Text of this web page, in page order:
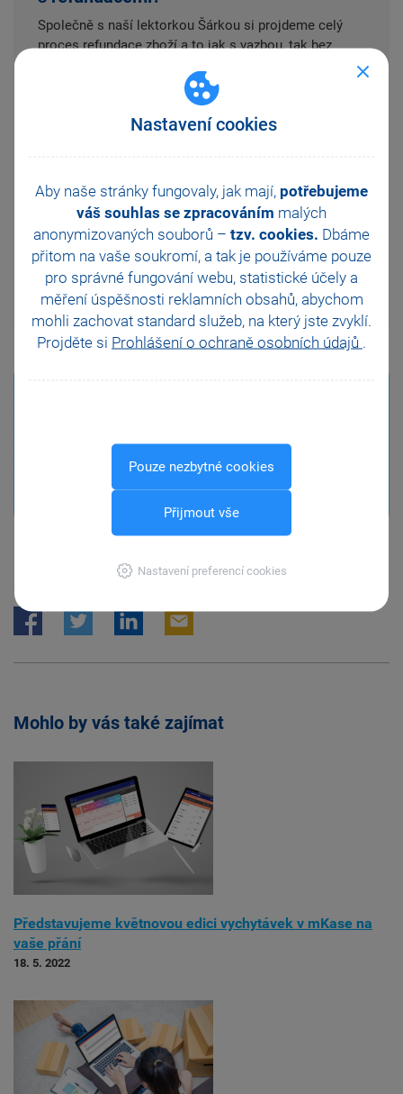
Nastavení cookies
Aby naše stránky fungovaly, jak mají, potřebujeme
váš souhlas se zpracováním malých
anonymizovaných souborů – tzv. cookies. Dbáme
přitom na vaše soukromí, a tak je používáme pouze
pro správné fungování webu, statistické účely a
měření úspěšnosti reklamních obsahů, abychom
mohli zachovat standard služeb, na který jste zvyklí.
Projděte si Prohlášení o ochraně osobních údajů .
Pouze nezbytné cookies
Přijmout vše
Nastavení preferencí cookies
Společně s naší lektorkou Šárkou si projdeme celý
proces refundace zboží a to jak s vazbou, tak bez
. Pokud vám v aplikaci něco chybí, dejte nám
mkasa@stormware.cz
Mohlo by vás také zajímat
Představujeme květnovou edici vychytávek v mKase na
vaše přání
18. 5. 2022